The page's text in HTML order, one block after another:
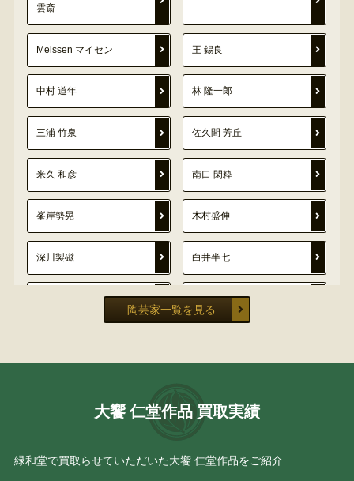
雲斎
Meissen マイセン 王 錫良
中村 道年 林 隆一郎
三浦 竹泉 佐久間 芳丘
米久 和彦 南口 閑粋
峯岸勢晃 木村盛伸
深川製磁 白井半七
伊藤 南山
小林 東吾
木村玉舟 加藤 春岱
陶芸家一覧を見る
大饗 仁堂作品 買取実績
緑和堂で買取らせていただいた大饗 仁堂作品をご紹介